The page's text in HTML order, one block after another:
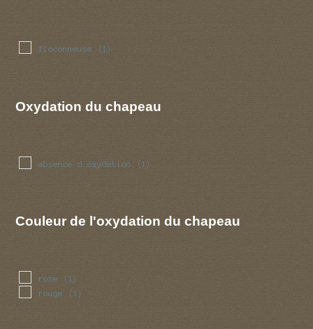
floconneuse (1)
Oxydation du chapeau
absence d oxydation (1)
Couleur de l'oxydation du chapeau
rose (1)
rouge (1)